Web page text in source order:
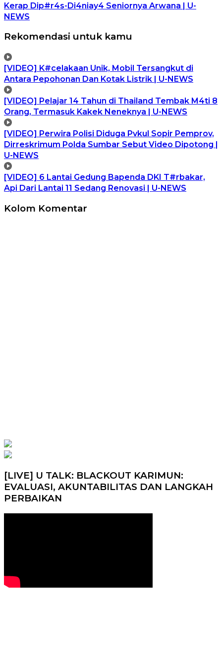
Kerap Dip#r4s-Di4niay4 Seniornya Arwana | U-
NEWS
Rekomendasi untuk kamu
[VIDEO] K#celakaan Unik, Mobil Tersangkut di
Antara Pepohonan Dan Kotak Listrik | U-NEWS
[VIDEO] Pelajar 14 Tahun di Thailand Tembak M4ti 8
Orang, Termasuk Kakek Neneknya | U-NEWS
[VIDEO] Perwira Polisi Diduga Pvkul Sopir Pemprov,
Dirreskrimum Polda Sumbar Sebut Video Dipotong |
U-NEWS
[VIDEO] 6 Lantai Gedung Bapenda DKI T#rbakar,
Api Dari Lantai 11 Sedang Renovasi | U-NEWS
Kolom Komentar
[LIVE] U TALK: BLACKOUT KARIMUN:
EVALUASI, AKUNTABILITAS DAN LANGKAH
PERBAIKAN